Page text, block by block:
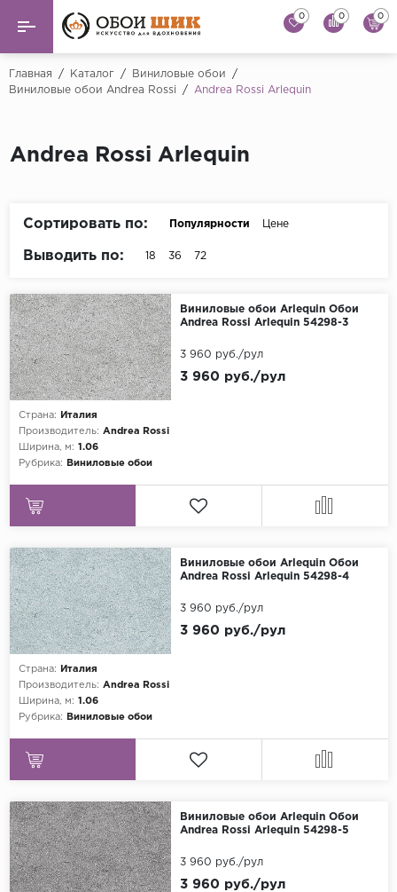
Назад
AS Creation
Rasch
Флизелиновые обои
Фрески
Обои под покраску
Краска
0 0 0
Главная / Каталог / Виниловые обои
/
Виниловые обои Andrea Rossi
/ Andrea Rossi Arlequin
Andrea Rossi Arlequin
Сортировать по: Популярности Цене
Выводить по: 18 36 72
Виниловые обои Arlequin Обои
Andrea Rossi Arlequin 54298-3
Страна:
Италия
Производитель: Andrea Rossi
Ширина, м: 1.06
Рубрика:
Виниловые обои
3 960 руб./рул
3 960 руб./рул
Виниловые обои Arlequin Обои
Andrea Rossi Arlequin 54298-4
Страна:
Италия
Производитель: Andrea Rossi
Ширина, м: 1.06
Рубрика:
Виниловые обои
3 960 руб./рул
3 960 руб./рул
Виниловые обои Arlequin Обои
Andrea Rossi Arlequin 54298-5
3 960 руб./рул
3 960 руб./рул